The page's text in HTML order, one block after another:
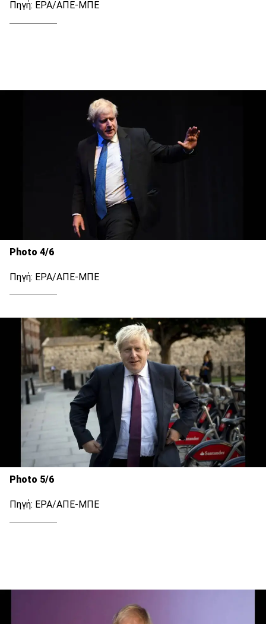
Πηγή: EPA/ΑΠΕ-ΜΠΕ
Photo 4/6
Πηγή: EPA/ΑΠΕ-ΜΠΕ
Photo 5/6
Πηγή: EPA/ΑΠΕ-ΜΠΕ